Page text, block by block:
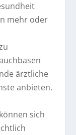
mehr oder
ärztliche
anbieten.
sich